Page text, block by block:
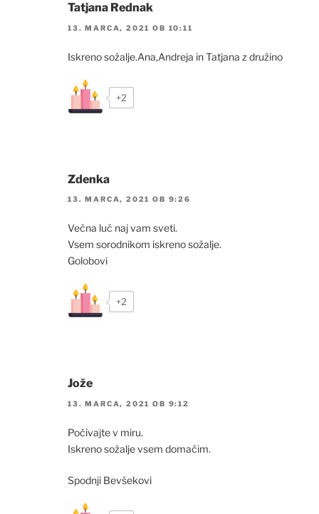
Tatjana Rednak
13. MARCA, 2021 OB 10:11
Iskreno sožalje.Ana,Andreja in Tatjana z družino
+2
Zdenka
13. MARCA, 2021 OB 9:26
Večna luč naj vam sveti.
Vsem sorodnikom iskreno sožalje.
Golobovi
+2
Jože
13. MARCA, 2021 OB 9:12
Počivajte v miru.
Iskreno sožalje vsem domačim.
Spodnji Bevšekovi